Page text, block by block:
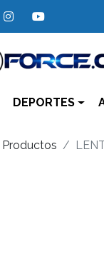
DEPORTES
Productos